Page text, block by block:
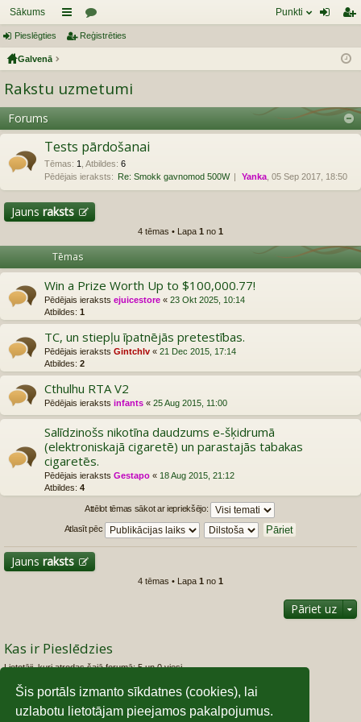
Šis portāls izmanto sīkdatnes (cookies), lai
uzlabotu lietotājam pieejamos pakalpojumus.
Sākums
aī
es
or
mi
Punkti
tie
s
ist
ie
s
Pieslēgties Reģistrēties
Galvenā
Rakstu uzmetumi
Forums
Tests pārdošanai
Tēmas: 1 Atbildes: 6
Pēdējais ieraksts: Re: Smokk gavnomod 500W Yanka , 05 Sep 2017, 18:50
Jauns raksts
4 tēmas • Lapa 1 no 1
Tēmas
Win a Prize Worth Up to $100,000.77!
Pēdējais ieraksts ejuicestore « 23 Okt 2025, 10:14
Atbildes: 1
TC, un stiepļu īpatnējās pretestības.
Pēdējais ieraksts Gintchlv « 21 Dec 2015, 17:14
Atbildes: 2
Cthulhu RTA V2
Pēdējais ieraksts infants « 25 Aug 2015, 11:00
Salīdzinošs nikotīna daudzums e-šķidrumā
(elektroniskajā cigaretē) un parastajās tabakas
cigaretēs.
Pēdējais ieraksts Gestapo « 18 Aug 2015, 21:12
Atbildes: 4
Attēlot tēmas sākot ar iepriekšējo:
Atlasīt pēc
Jauns raksts
4 tēmas • Lapa 1 no 1
Pāriet uz
Kas ir Pieslēdzies
Lietotāji, kuri atrodas šajā forumā: 5 un 0 viesi
Foruma tiesības
Jūsnevaratizveidot jaunas tēmas šajā forumā